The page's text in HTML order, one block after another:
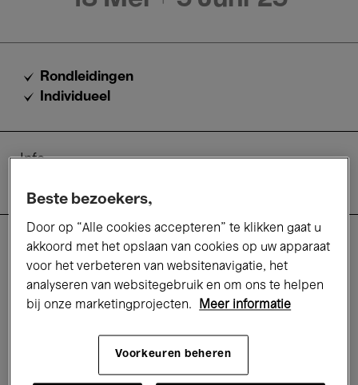
Rondleidingen
Individueel
Info
Tarieven
When we see us
staat klaar met prikkelende rondleidingen in
Vlaamse gebarentalen (VGT) doorheen de
tentoonstelling When we ses us. Onze gidsen, die
Beste bezoekers,
Door op “Alle cookies accepteren” te klikken gaat u
akkoord met het opslaan van cookies op uw apparaat
voor het verbeteren van websitenavigatie, het
analyseren van websitegebruik en om ons te helpen
bij onze marketingprojecten.
Meer informatie
Voorkeuren beheren